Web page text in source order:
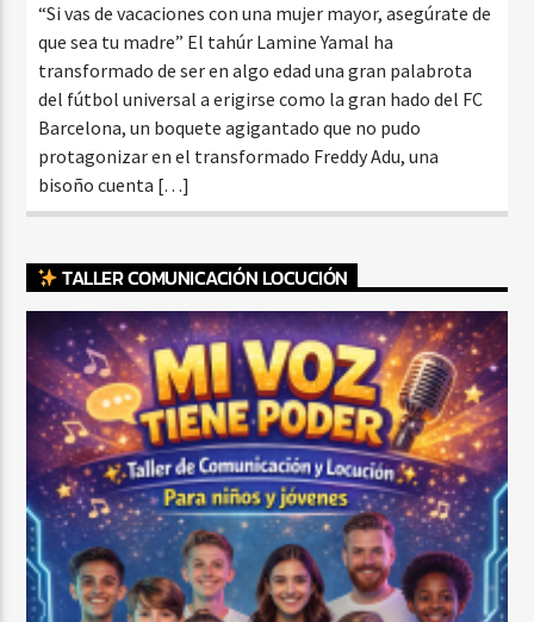
“Si vas de vacaciones con una mujer mayor, asegúrate de
que sea tu madre” El tahúr Lamine Yamal ha
transformado de ser en algo edad una gran palabrota
del fútbol universal a erigirse como la gran hado del FC
Barcelona, un boquete agigantado que no pudo
protagonizar en el transformado Freddy Adu, una
bisoño cuenta […]
TALLER COMUNICACIÓN LOCUCIÓN